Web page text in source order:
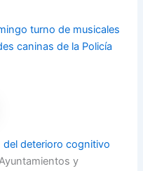
turno de musicales
caninas de la Policía
del deterioro cognitivo
y